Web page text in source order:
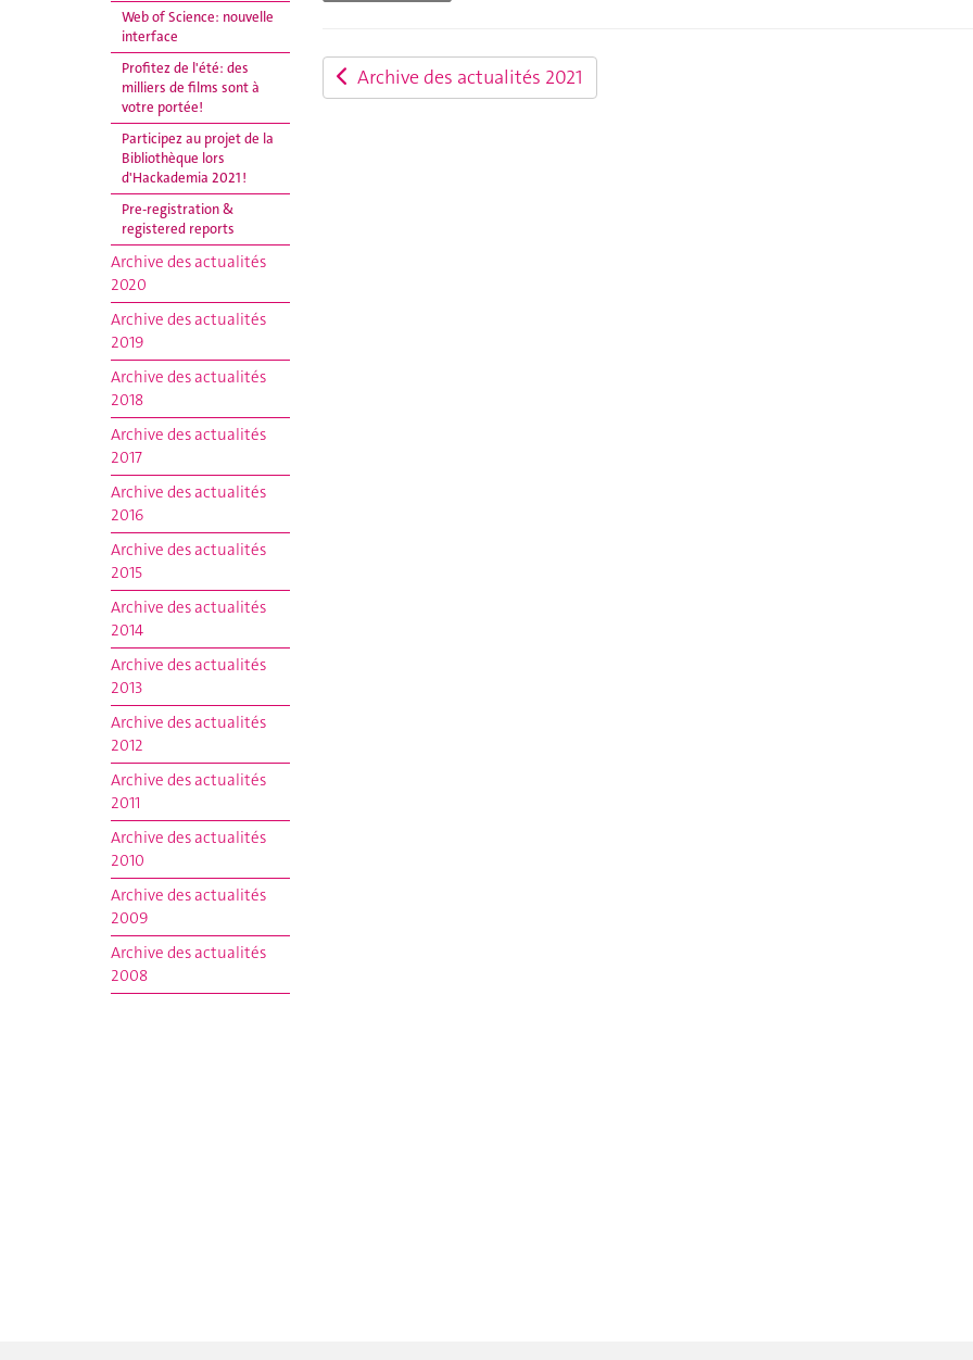
Web of Science: nouvelle
interface
Profitez de l'été: des
milliers de films sont à
votre portée!
Participez au projet de la
Bibliothèque lors
d'Hackademia 2021 !
Pre-registration &
registered reports
Archive des actualités
2020
Archive des actualités
2019
Archive des actualités
2018
Archive des actualités
2017
Archive des actualités
2016
Archive des actualités
2015
Archive des actualités
2014
Archive des actualités
2013
Archive des actualités
2012
Archive des actualités
2011
Archive des actualités
2010
Archive des actualités
2009
Archive des actualités
2008
Archive des actualités 2021